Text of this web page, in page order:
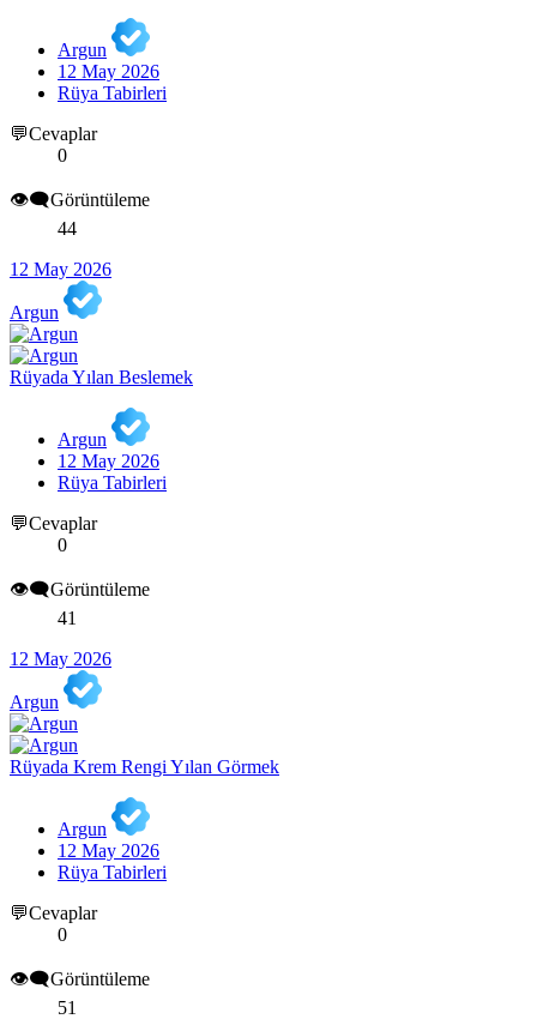
Argun
12 May 2026
Rüya Tabirleri
💬Cevaplar
0
👁️‍🗨️Görüntüleme
44
12 May 2026
Argun
Rüyada Yılan Beslemek
Argun
12 May 2026
Rüya Tabirleri
💬Cevaplar
0
👁️‍🗨️Görüntüleme
41
12 May 2026
Argun
Rüyada Krem Rengi Yılan Görmek
Argun
12 May 2026
Rüya Tabirleri
💬Cevaplar
0
👁️‍🗨️Görüntüleme
51